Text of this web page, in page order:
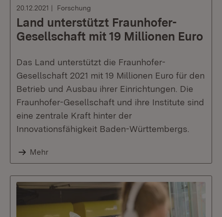
20.12.2021 Forschung
Land unterstützt Fraunhofer-
Gesellschaft mit 19 Millionen Euro
Das Land unterstützt die Fraunhofer-
Gesellschaft 2021 mit 19 Millionen Euro für den
Betrieb und Ausbau ihrer Einrichtungen. Die
Fraunhofer-Gesellschaft und ihre Institute sind
eine zentrale Kraft hinter der
Innovationsfähigkeit Baden-Württembergs.
Mehr